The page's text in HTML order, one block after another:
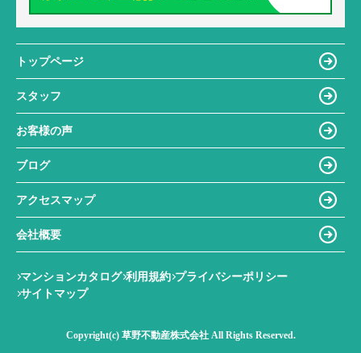
トップページ
スタッフ
お客様の声
ブログ
アクセスマップ
会社概要
マンションカタログ 利用規約 プライバシーポリシー
サイトマップ
Copyright(c) 草野不動産株式会社 All Rights Reserved.